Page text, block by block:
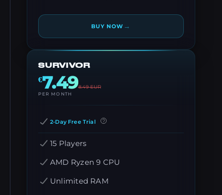
BUY NOW →
SURVIVOR
€7.498.49EUR
PER MONTH
2-Day Free Trial
15 Players
AMD Ryzen 9 CPU
Unlimited RAM